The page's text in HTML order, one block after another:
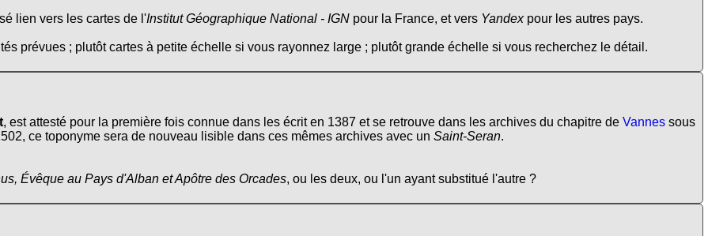
lien vers les cartes de l'Institut Géographique National - IGN pour la France, et vers Yandexpour les autres pays.
prévues ; plutôt cartes à petite échelle si vous rayonnez large ; plutôt grande échelle si vous recherchez le détail.
, est attesté pour la première fois connue dans les écrit en 1387 et se retrouve dans les archives du chapitre de Vannes sous
ce toponyme sera de nouveau lisible dans ces mêmes archives avec un Saint-Seran.
Évêque au Pays d'Alban et Apôtre des Orcades, ou les deux, ou l'un ayant substitué l'autre ?